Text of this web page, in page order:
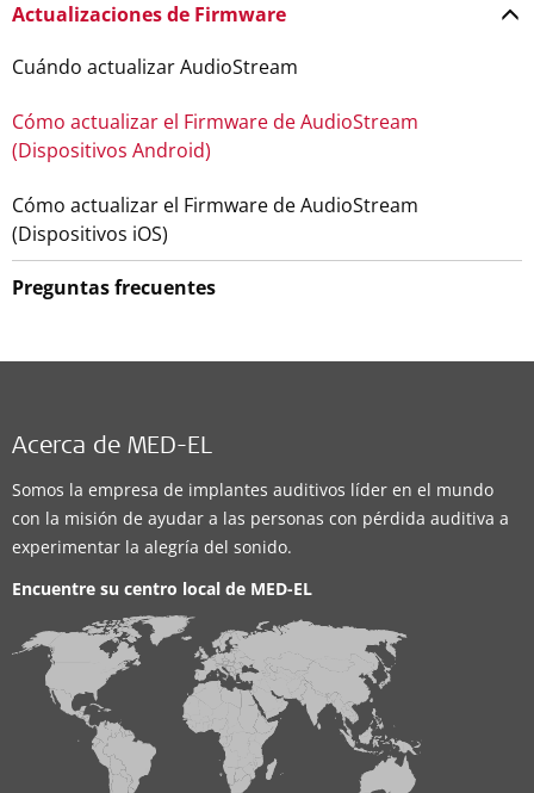
Actualizaciones de Firmware
Cuándo actualizar AudioStream
Cómo actualizar el Firmware de AudioStream
(Dispositivos Android)
Cómo actualizar el Firmware de AudioStream
(Dispositivos iOS)
Preguntas frecuentes
Acerca de MED-EL
Somos la empresa de implantes auditivos líder en el mundo
con la misión de ayudar a las personas con pérdida auditiva a
experimentar la alegría del sonido.
Encuentre su centro local de MED-EL